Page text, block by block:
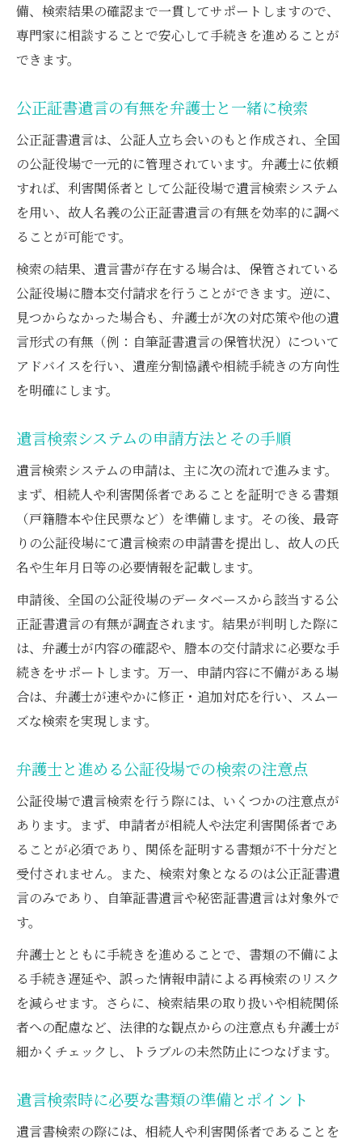
備、検索結果の確認まで一貫してサポートしますので、
専門家に相談することで安心して手続きを進めることが
できます。
公正証書遺言の有無を弁護士と一緒に検索
公正証書遺言は、公証人立ち会いのもと作成され、全国
の公証役場で一元的に管理されています。弁護士に依頼
すれば、利害関係者として公証役場で遺言検索システム
を用い、故人名義の公正証書遺言の有無を効率的に調べ
ることが可能です。
検索の結果、遺言書が存在する場合は、保管されている
公証役場に謄本交付請求を行うことができます。逆に、
見つからなかった場合も、弁護士が次の対応策や他の遺
言形式の有無（例：自筆証書遺言の保管状況）について
アドバイスを行い、遺産分割協議や相続手続きの方向性
を明確にします。
遺言検索システムの申請方法とその手順
遺言検索システムの申請は、主に次の流れで進みます。
まず、相続人や利害関係者であることを証明できる書類
（戸籍謄本や住民票など）を準備します。その後、最寄
りの公証役場にて遺言検索の申請書を提出し、故人の氏
名や生年月日等の必要情報を記載します。
申請後、全国の公証役場のデータベースから該当する公
正証書遺言の有無が調査されます。結果が判明した際に
は、弁護士が内容の確認や、謄本の交付請求に必要な手
続きをサポートします。万一、申請内容に不備がある場
合は、弁護士が速やかに修正・追加対応を行い、スムー
ズな検索を実現します。
弁護士と進める公証役場での検索の注意点
公証役場で遺言検索を行う際には、いくつかの注意点が
あります。まず、申請者が相続人や法定利害関係者であ
ることが必須であり、関係を証明する書類が不十分だと
受付されません。また、検索対象となるのは公正証書遺
言のみであり、自筆証書遺言や秘密証書遺言は対象外で
す。
弁護士とともに手続きを進めることで、書類の不備によ
る手続き遅延や、誤った情報申請による再検索のリスク
を減らせます。さらに、検索結果の取り扱いや相続関係
者への配慮など、法律的な観点からの注意点も弁護士が
細かくチェックし、トラブルの未然防止につなげます。
遺言検索時に必要な書類の準備とポイント
遺言書検索の際には、相続人や利害関係者であることを